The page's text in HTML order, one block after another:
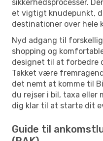
sikkerhedsprocesser.
et vigtigt knudepunkt,
destinationer over hele
Nyd adgang til
shopping og
designet til at forbedre
Takket være
det nemt at komme til
du rejser i bil, taxa eller
dig klar til at starte dit
Guide til